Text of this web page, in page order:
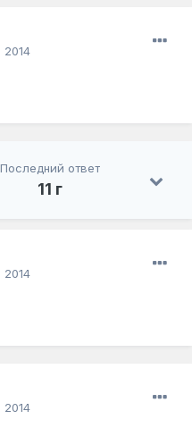
2014
Последний ответ
11 г
2014
2014